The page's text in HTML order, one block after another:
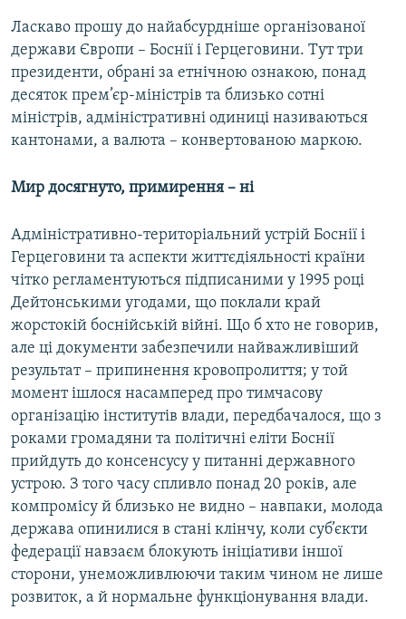
Усі сайти RFE/RL
Ласкаво прошу до найабсурдніше організованої
держави Європи – Боснії і Герцеговини. Тут три
президенти, обрані за етнічною ознакою, понад
десяток прем’єр-міністрів та близько сотні
міністрів, адміністративні одиниці називаються
кантонами, а валюта – конвертованою маркою.
Мир досягнуто, примирення – ні
Адміністративно-територіальний устрій Боснії і
Герцеговини та аспекти життєдіяльності країни
чітко регламентуються підписаними у 1995 році
Дейтонськими угодами, що поклали край
жорстокій боснійській війні. Що б хто не говорив,
але ці документи забезпечили найважливіший
результат – припинення кровопролиття; у той
момент ішлося насамперед про тимчасову
організацію інститутів влади, передбачалося, що з
роками громадяни та політичні еліти Боснії
прийдуть до консенсусу у питанні державного
устрою. З того часу спливло понад 20 років, але
компромісу й близько не видно – навпаки, молода
держава опинилися в стані клінчу, коли суб’єкти
федерації навзаєм блокують ініціативи іншої
сторони, унеможливлюючи таким чином не лише
розвиток, а й нормальне функціонування влади.